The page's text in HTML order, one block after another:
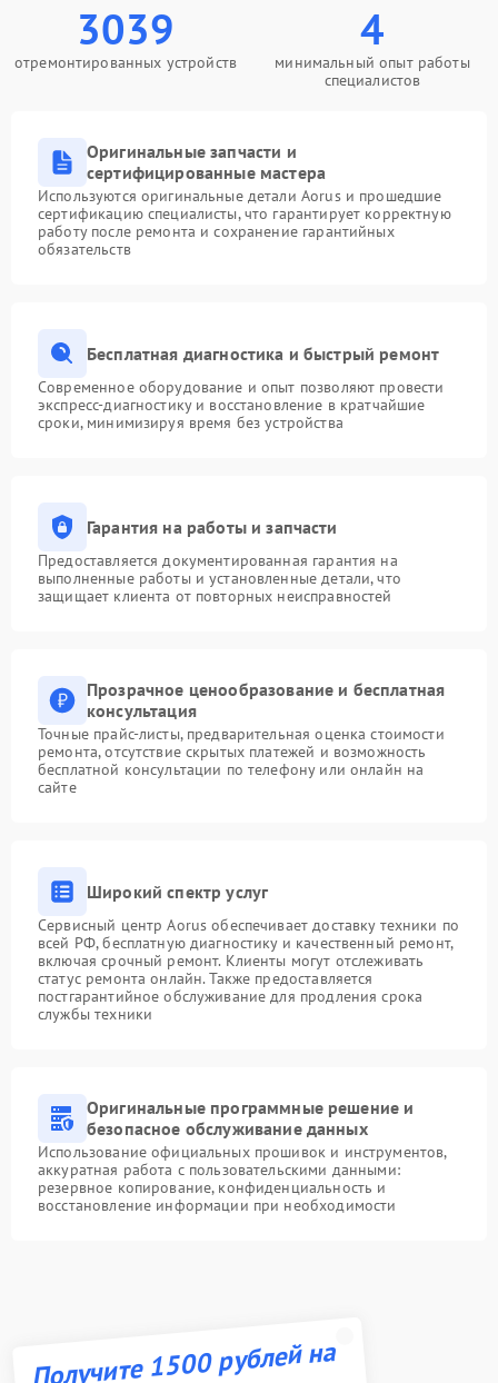
3039
отремонтированных устройств
4
минимальный опыт работы
специалистов
Оригинальные запчасти и
сертифицированные мастера
Используются оригинальные детали Aorus и прошедшие
сертификацию специалисты, что гарантирует корректную
работу после ремонта и сохранение гарантийных
обязательств
Бесплатная диагностика и быстрый ремонт
Современное оборудование и опыт позволяют провести
экспресс-диагностику и восстановление в кратчайшие
сроки, минимизируя время без устройства
Гарантия на работы и запчасти
Предоставляется документированная гарантия на
выполненные работы и установленные детали, что
защищает клиента от повторных неисправностей
Прозрачное ценообразование и бесплатная
консультация
Точные прайс-листы, предварительная оценка стоимости
ремонта, отсутствие скрытых платежей и возможность
бесплатной консультации по телефону или онлайн на
сайте
Широкий спектр услуг
Сервисный центр Aorus обеспечивает доставку техники по
всей РФ, бесплатную диагностику и качественный ремонт,
включая срочный ремонт. Клиенты могут отслеживать
статус ремонта онлайн. Также предоставляется
постгарантийное обслуживание для продления срока
службы техники
Оригинальные программные решение и
безопасное обслуживание данных
Использование официальных прошивок и инструментов,
аккуратная работа с пользовательскими данными:
резервное копирование, конфиденциальность и
восстановление информации при необходимости
Получите 1500 рублей на